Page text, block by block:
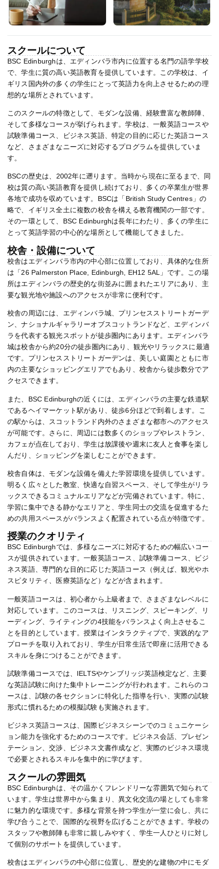
スクールについて
BSC Edinburghは、エディンバラ市内に位置する名門の語学学校
で、学生に質の高い英語教育を提供しています。この学校は、イ
ギリス国内外の多くの学生にとって英語力を向上させるための理
想的な場所とされています。
このスクールの特徴として、モダンな設備、経験豊富な教師陣、
そして多様なコースが挙げられます。学校は、一般英語コースや
試験準備コース、ビジネス英語、特定の目的に応じた英語コース
など、さまざまなニーズに対応するプログラムを提供していま
す。
BSCの歴史は、2002年に遡ります。当時から現在に至るまで、同
校は質の高い英語教育を提供し続けており、多くの卒業生が世界
各地で成功を収めています。BSCは「British Study Centres」の
略で、イギリス全土に複数の校舎を構える教育機関の一部です。
その一環として、BSC Edinburghは長年にわたり、多くの学生に
とって英語学習の中心的な場所として機能してきました。
校舎・設備について
校舎はエディンバラ市内の中心部に位置しており、具体的な住所
は「26 Palmerston Place, Edinburgh, EH12 5AL」です。この場
所はエディンバラの歴史的な街並みに囲まれたエリアにあり、主
要な観光地や施設へのアクセスが非常に便利です。
校舎の周辺には、エディンバラ城、プリンセスストリートガーデ
ン、ナショナルギャラリーオブスコットランドなど、エディンバ
ラを代表する観光スポットが徒歩圏内にあります。エディンバラ
城は校舎から約20分の徒歩圏内にあり、観光やリラックスに最適
です。プリンセスストリートガーデンは、美しい庭園とともに市
内の主要なショッピングエリアでもあり、校舎から徒歩数分でア
クセスできます。
また、BSC Edinburghの近くには、エディンバラの主要な鉄道駅
であるヘイマーケット駅があり、徒歩6分ほどで到着します。こ
の駅からは、スコットランド内外のさまざまな都市へのアクセス
が可能です。さらに、周辺には数多くのショップやレストラン、
カフェが点在しており、学生は放課後や週末に友人と食事を楽し
んだり、ショッピングを楽しむことができます。
校舎自体は、モダンな設備を備えた学習環境を提供しています。
明るく広々とした教室、快適な自習スペース、そして学生がリラ
ックスできるコミュナルエリアなどが完備されています。特に、
学習に集中できる静かなエリアと、学生同士の交流を促進するた
めの共用スペースがバランスよく配置されている点が特徴です。
授業のクオリティ
BSC Edinburghでは、多様なニーズに対応するための幅広いコー
スが提供されています。一般英語コース、試験準備コース、ビジ
ネス英語、専門的な目的に応じた英語コース（例えば、観光やホ
スピタリティ、医療英語など）などが含まれます。
一般英語コースは、初心者から上級者まで、さまざまなレベルに
対応しています。このコースは、リスニング、スピーキング、リ
ーディング、ライティングの4技能をバランスよく向上させるこ
とを目的としています。授業はインタラクティブで、実践的なア
プローチを取り入れており、学生が日常生活で即座に活用できる
スキルを身につけることができます。
試験準備コースでは、IELTSやケンブリッジ英語検定など、主要
な英語試験に向けた集中トレーニングが行われます。これらのコ
ースは、試験の各セクションに特化した指導を行い、実際の試験
形式に慣れるための模擬試験も実施されます。
ビジネス英語コースは、国際ビジネスシーンでのコミュニケーシ
ョン能力を強化するためのコースです。ビジネス会話、プレゼン
テーション、交渉、ビジネス文書作成など、実際のビジネス環境
で必要とされるスキルを集中的に学びます。
スクールの雰囲気
BSC Edinburghは、その温かくフレンドリーな雰囲気で知られて
います。学生は世界中から集まり、異文化交流の場としても非常
に魅力的な環境です。多様な背景を持つ学生が一堂に会し、共に
学び合うことで、国際的な視野を広げることができます。学校の
スタッフや教師陣も非常に親しみやすく、学生一人ひとりに対し
て個別のサポートを提供しています。
校舎はエディンバラの中心部に位置し、歴史的な建物の中にモダ